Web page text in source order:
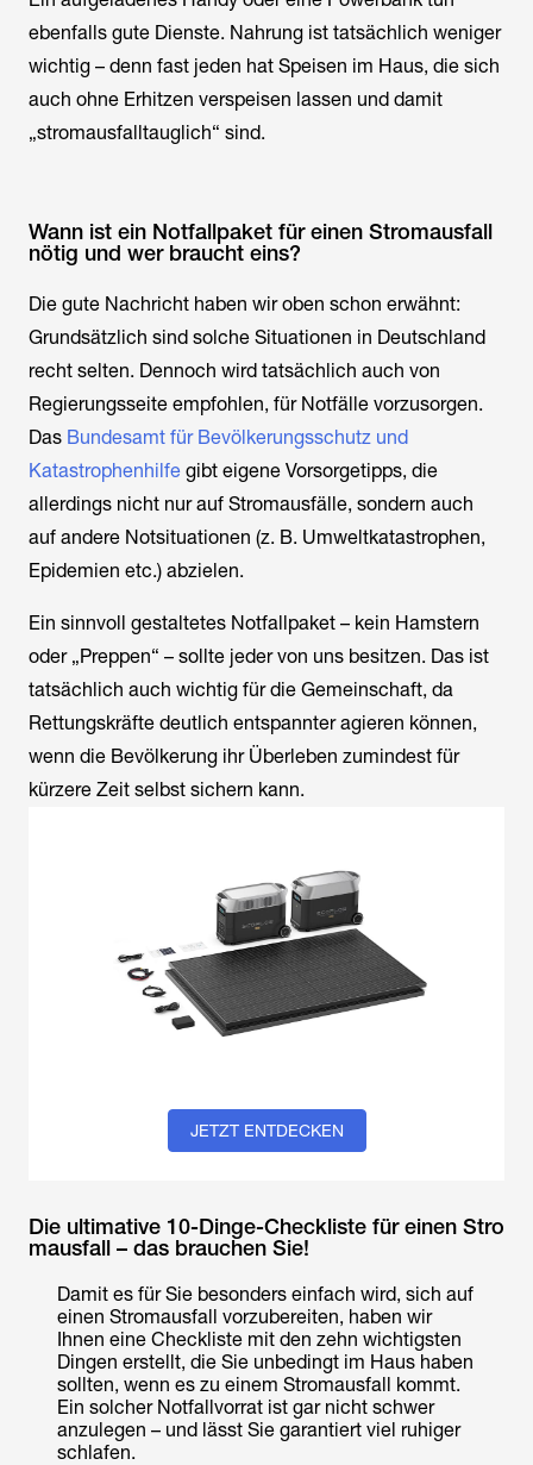
ebenfalls gute Dienste. Nahrung ist tatsächlich weniger
wichtig – denn fast jeden hat Speisen im Haus, die sich
auch ohne Erhitzen verspeisen lassen und damit
„stromausfalltauglich“ sind.
Wann ist ein Notfallpaket für einen Stromausfall
nötig und wer braucht eins?
Die gute Nachricht haben wir oben schon erwähnt:
Grundsätzlich sind solche Situationen in Deutschland
recht selten. Dennoch wird tatsächlich auch von
Regierungsseite empfohlen, für Notfälle vorzusorgen.
Das Bundesamt für Bevölkerungsschutz und
Katastrophenhilfe gibt eigene Vorsorgetipps, die
allerdings nicht nur auf Stromausfälle, sondern auch
auf andere Notsituationen (z. B. Umweltkatastrophen,
Epidemien etc.) abzielen.
Ein sinnvoll gestaltetes Notfallpaket – kein Hamstern
oder „Preppen“ – sollte jeder von uns besitzen. Das ist
tatsächlich auch wichtig für die Gemeinschaft, da
Rettungskräfte deutlich entspannter agieren können,
wenn die Bevölkerung ihr Überleben zumindest für
kürzere Zeit selbst sichern kann.
JETZT ENTDECKEN
Die ultimative 10-Dinge-Checkliste für einen Stro
mausfall – das brauchen Sie!
Damit es für Sie besonders einfach wird, sich auf
einen Stromausfall vorzubereiten, haben wir
Ihnen eine Checkliste mit den zehn wichtigsten
Dingen erstellt, die Sie unbedingt im Haus haben
sollten, wenn es zu einem Stromausfall kommt.
Ein solcher Notfallvorrat ist gar nicht schwer
anzulegen – und lässt Sie garantiert viel ruhiger
schlafen.